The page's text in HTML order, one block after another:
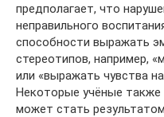
предполагает, что
неправильного
способности выражать
стереотипов, например,
или «выражать чувства
Некоторые учёные также
может стать